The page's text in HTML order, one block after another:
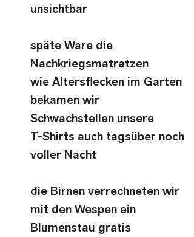
unsichtbar
späte Ware die
Nachkriegsmatratzen
wie Altersflecken im Garten
bekamen wir
Schwachstellen unsere
T-Shirts auch tagsüber noch
voller Nacht
die Birnen verrechneten wir
mit den Wespen ein
Blumenstau gratis